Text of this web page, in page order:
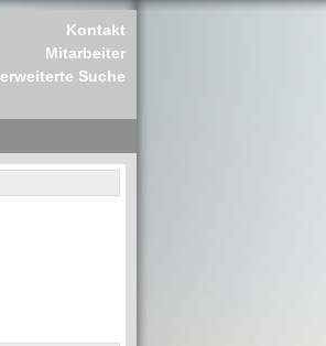
Kontakt
Mitarbeiter
erweiterte Suche